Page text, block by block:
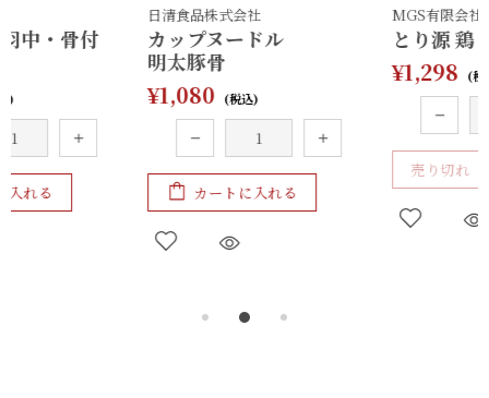
MGS有限会社(とり源)
とり源 鶏 炭火焼き 300g
売り切れ
鮮鼓堂
鮮鼓堂(ビビツブ)明太子
カートに入れる